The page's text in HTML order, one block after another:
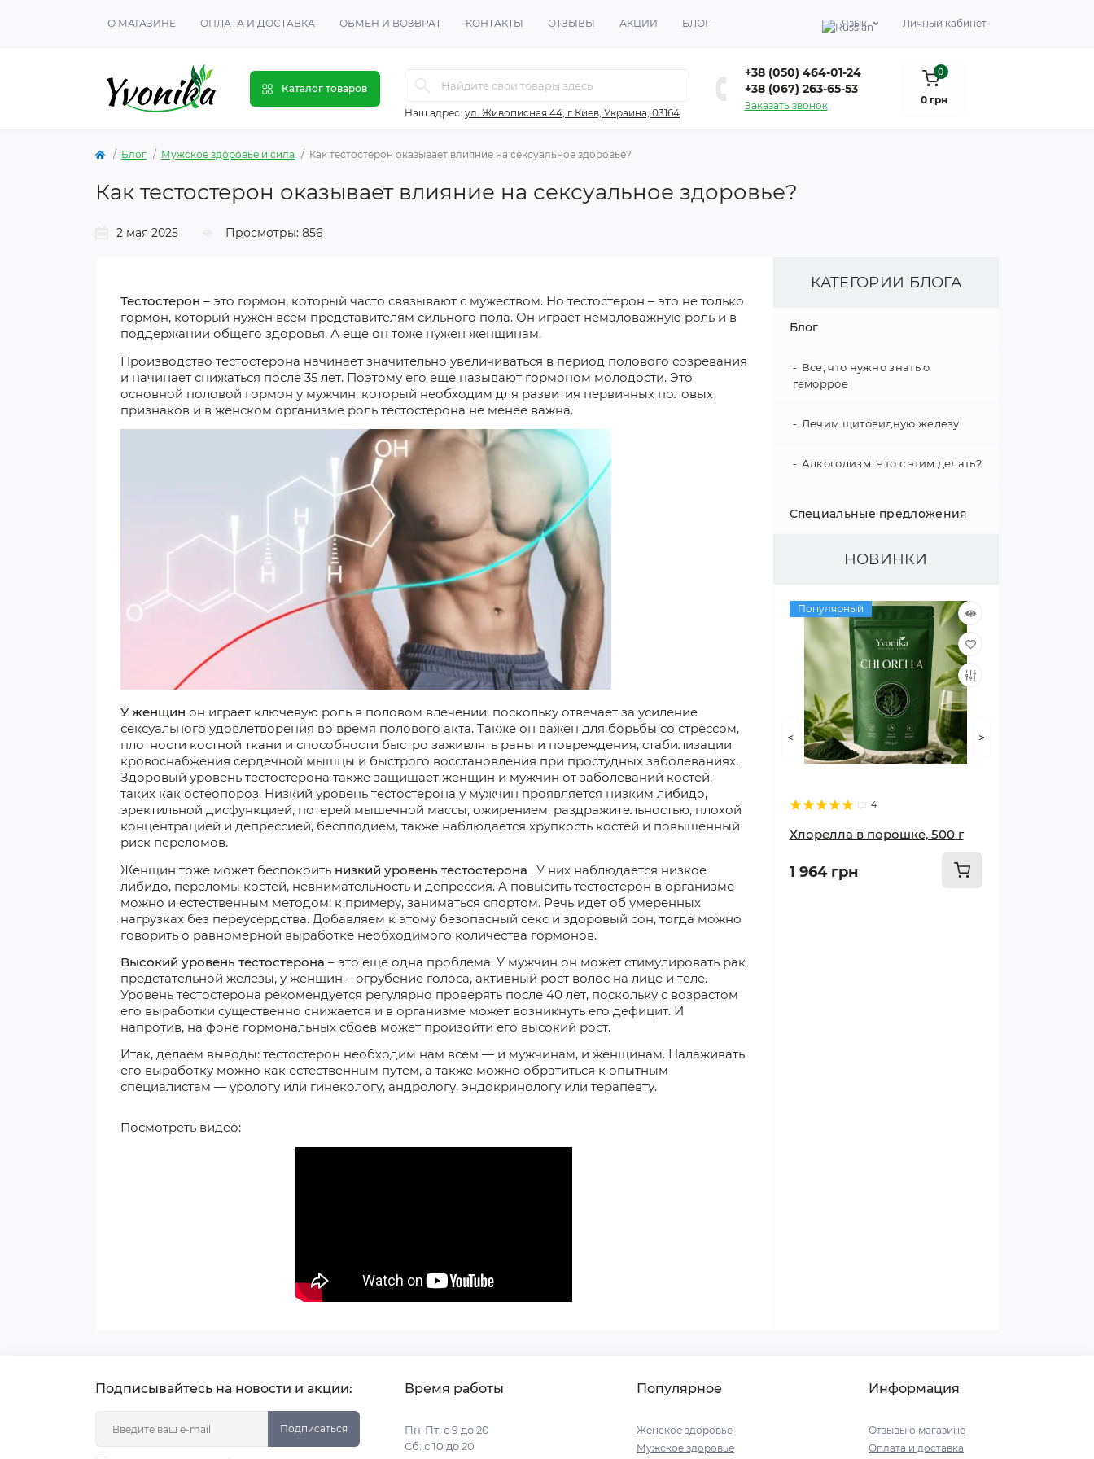
О МАГАЗИНЕ ОПЛАТА И ДОСТАВКА ОБМЕН И ВОЗВРАТ КОНТАКТЫ ОТЗЫВЫ АКЦИИ БЛОГ Язык Личный кабинет
Каталог товаров
Наш адрес: ул. Живописная 44, г.Киев, Украина, 03164
+38 (050) 464-01-24
+38 (067) 263-65-53
Заказать звонок
0
0 грн
Блог Мужское здоровье и сила Как тестостерон оказывает влияние на сексуальное здоровье?
Как тестостерон оказывает влияние на сексуальное здоровье?
2 мая 2025 Просмотры: 856
Тестостерон – это гормон, который часто связывают с мужеством. Но тестостерон – это не только
гормон, который нужен всем представителям сильного пола. Он играет немаловажную роль и в
поддержании общего здоровья. А еще он тоже нужен женщинам.
Производство тестостерона начинает значительно увеличиваться в период полового созревания
и начинает снижаться после 35 лет. Поэтому его еще называют гормоном молодости. Это
основной половой гормон у мужчин, который необходим для развития первичных половых
признаков и в женском организме роль тестостерона не менее важна.
У женщин он играет ключевую роль в половом влечении, поскольку отвечает за усиление
сексуального удовлетворения во время полового акта. Также он важен для борьбы со стрессом,
плотности костной ткани и способности быстро заживлять раны и повреждения, стабилизации
кровоснабжения сердечной мышцы и быстрого восстановления при простудных заболеваниях.
Здоровый уровень тестостерона также защищает женщин и мужчин от заболеваний костей,
таких как остеопороз. Низкий уровень тестостерона у мужчин проявляется низким либидо,
эректильной дисфункцией, потерей мышечной массы, ожирением, раздражительностью, плохой
концентрацией и депрессией, бесплодием, также наблюдается хрупкость костей и повышенный
риск переломов.
Женщин тоже может беспокоить низкий уровень тестостерона . У них наблюдается низкое
либидо, переломы костей, невнимательность и депрессия. А повысить тестостерон в организме
можно и естественным методом: к примеру, заниматься спортом. Речь идет об умеренных
нагрузках без переусердства. Добавляем к этому безопасный секс и здоровый сон, тогда можно
говорить о равномерной выработке необходимого количества гормонов.
Высокий уровень тестостерона – это еще одна проблема. У мужчин он может стимулировать рак
предстательной железы, у женщин – огрубение голоса, активный рост волос на лице и теле.
Уровень тестостерона рекомендуется регулярно проверять после 40 лет, поскольку с возрастом
его выработки существенно снижается и в организме может возникнуть его дефицит. И
напротив, на фоне гормональных сбоев может произойти его высокий рост.
Итак, делаем выводы: тестостерон необходим нам всем — и мужчинам, и женщинам. Налаживать
его выработку можно как естественным путем, а также можно обратиться к опытным
специалистам — урологу или гинекологу, андрологу, эндокринологу или терапевту.
Посмотреть видео:
КАТЕГОРИИ БЛОГА
Блог
Все, что нужно знать о
геморрое
Лечим щитовидную железу
Алкоголизм. Что с этим делать?
Как улучшить слух
Интересные факты о нашем
организме
Улучшаем зрение
Худеем правильно
Суставы и опорно-
Специальные предложения
НОВИНКИ
Популярный
4
Хлорелла в порошке, 500 г
1 964 грн
< >
Подписывайтесь на новости и акции:
Подписаться
Время работы
Пн-Пт: с 9 до 20
Сб: с 10 до 20
Популярное
Женское здоровье
Мужское здоровье
Информация
Отзывы о магазине
Оплата и доставка